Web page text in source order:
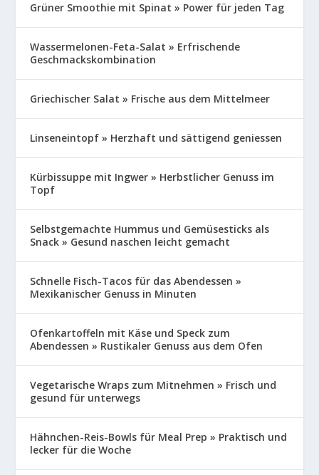
Grüner Smoothie mit Spinat » Power für jeden Tag
Wassermelonen-Feta-Salat » Erfrischende
Geschmackskombination
Griechischer Salat » Frische aus dem Mittelmeer
Linseneintopf » Herzhaft und sättigend geniessen
Kürbissuppe mit Ingwer » Herbstlicher Genuss im
Topf
Selbstgemachte Hummus und Gemüsesticks als
Snack » Gesund naschen leicht gemacht
Schnelle Fisch-Tacos für das Abendessen »
Mexikanischer Genuss in Minuten
Ofenkartoffeln mit Käse und Speck zum
Abendessen » Rustikaler Genuss aus dem Ofen
Vegetarische Wraps zum Mitnehmen » Frisch und
gesund für unterwegs
Hähnchen-Reis-Bowls für Meal Prep » Praktisch und
lecker für die Woche